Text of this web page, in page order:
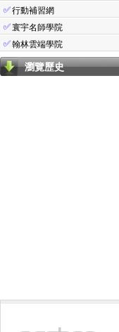
✅行動補習網
✅寰宇名師學院
✅翰林雲端學院
瀏覽歷史